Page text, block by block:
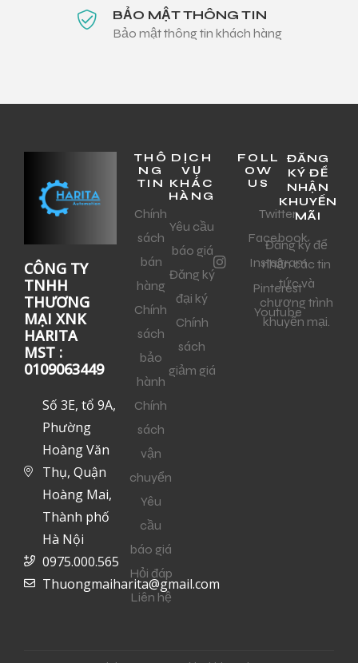
BẢO MẬT THÔNG TIN
Bảo mật thông tin khách hàng
CÔNG TY
TNHH
THƯƠNG
MẠI XNK
HARITA
MST :
0109063449
Số 3E, tổ 9A,
Phường
Hoàng Văn
Thụ, Quận
Hoàng Mai,
Thành phố
Hà Nội
0975.000.565
Thuongmaiharita@gmail.com
THÔ
NG
TIN
Chính
sách
bán
hàng
Chính
sách
bảo
hành
Chính
sách
vận
chuyển
Yêu
cầu
báo giá
Hỏi đáp
Liên hệ
DỊCH
VỤ
KHÁC
HÀNG
Yêu cầu
báo giá
Đăng ký
đại ký
Chính
sách
giảm giá
FOLL
OW
US
Twitter
Facebook
Instagram
Pinterest
Youtube
ĐĂNG
KÝ ĐỂ
NHẬN
KHUYẾN
MÃI
Đăng ký để
nhận các tin
tức và
chương trình
khuyến mại.